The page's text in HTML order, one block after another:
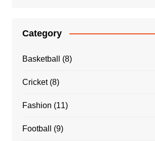
Category
Basketball (8)
Cricket(8)
Fashion (11)
Football (9)